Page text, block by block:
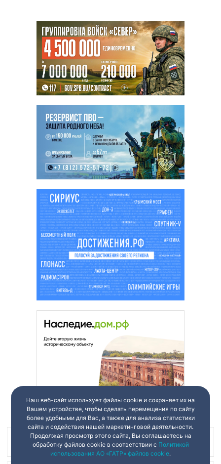
Наш канал в
Наш веб-сайт использует файлы cookie и сохраняет их на
Вашем устройстве, чтобы сделать перемещения по сайту
более удобными для Вас, а также для анализа статистики
сайта и содействия нашей маркетинговой деятельности.
Продолжая просмотр этого сайта, Вы соглашаетесь на
обработку файлов cookie в соответствии с Политикой
использования АО «ГАТР» файлов cookie.